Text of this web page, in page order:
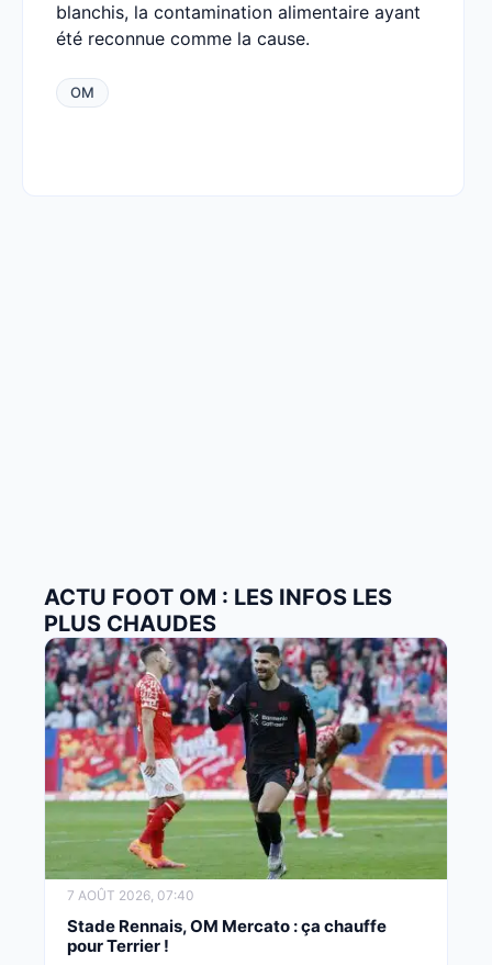
blanchis, la contamination alimentaire ayant
été reconnue comme la cause.
OM
ACTU FOOT OM : LES INFOS LES
PLUS CHAUDES
7 AOÛT 2026, 07:40
Stade Rennais, OM Mercato : ça chauffe
pour Terrier !